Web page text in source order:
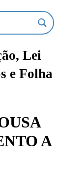
Lei
e Folha
A